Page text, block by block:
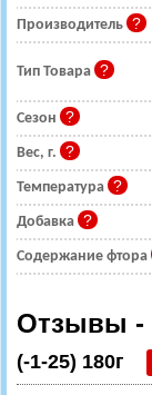
Производитель
Тип Товара
Сезон
Вес, г.
Температура
Добавка
Содержание фтора
Отзывы -
(-1-25) 180г